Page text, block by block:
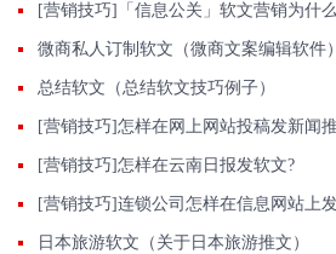
微商私人订制软文（微商文案编辑软件）
总结软文（总结软文技巧例子）
[营销技巧]怎样在云南日报发软文?
日本旅游软文（关于日本旅游推文）